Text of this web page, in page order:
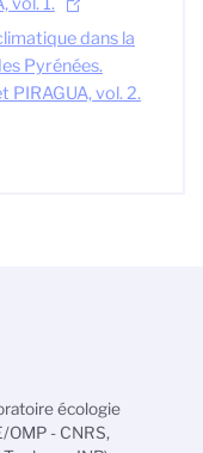
dans la
Pyrénées.
vol. 2.
écologie
- CNRS,